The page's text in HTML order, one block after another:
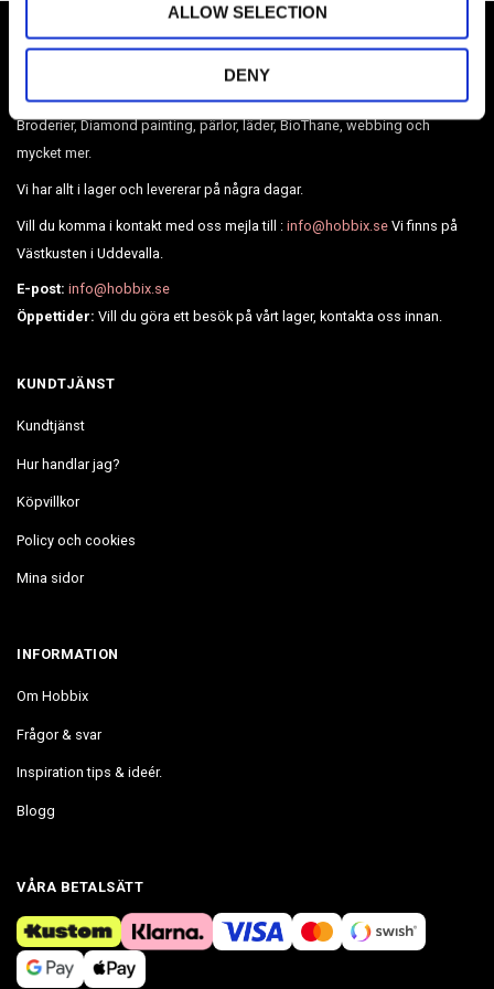
ALLOW SELECTION
DENY
Sveriges största webshop inom paracord & tillbehör. Vi har också
Broderier, Diamond painting, pärlor, läder, BioThane, webbing och
mycket mer.
Vi har allt i lager och levererar på några dagar.
Vill du komma i kontakt med oss mejla till :info@hobbix.se Vi finns på
Västkusten i Uddevalla.
E-post: info@hobbix.se
Öppettider: Vill du göra ett besök på vårt lager, kontakta oss innan.
KUNDTJÄNST
Kundtjänst
Hur handlar jag?
Köpvillkor
Policy och cookies
Mina sidor
INFORMATION
Om Hobbix
Frågor & svar
Inspiration tips & ideér.
Blogg
VÅRA BETALSÄTT